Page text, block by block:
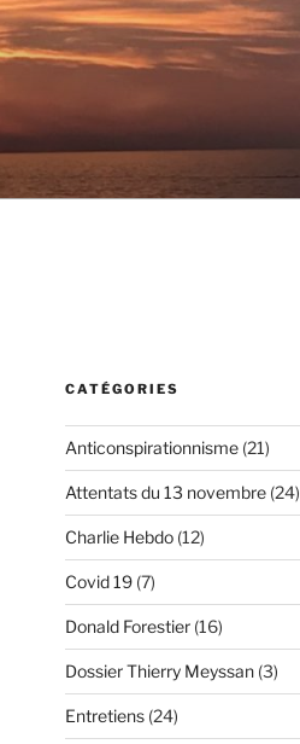
CATÉGORIES
Anticonspirationnisme(21)
Attentats du 13 novembre(24)
Charlie Hebdo(12)
Covid 19(7)
Donald Forestier(16)
Dossier Thierry Meyssan(3)
Entretiens(24)